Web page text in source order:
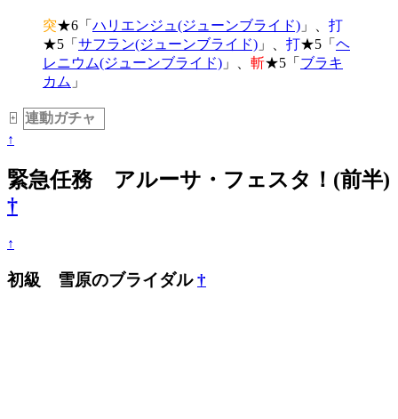
突★6「 ハリエンジュ(ジューンブライド) 」、 打
★5「 サフラン(ジューンブライド) 」、 打★5「 ヘ
レニウム(ジューンブライド) 」、 斬★5「 ブラキ
カム 」
+ 連動ガチャ
↑
緊急任務 アルーサ・フェスタ！(前半)
†
↑
初級 雪原のブライダル†